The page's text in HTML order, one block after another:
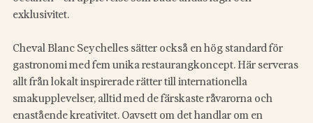
exklusivitet.
Cheval Blanc Seychelles sätter också en hög standard för
gastronomi med fem unika restaurangkoncept. Här serveras
allt från lokalt inspirerade rätter till internationella
smakupplevelser, alltid med de färskaste råvarorna och
enastående kreativitet. Oavsett om det handlar om en